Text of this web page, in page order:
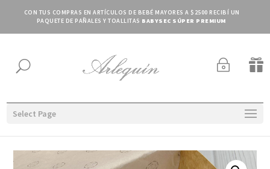
CON TUS COMPRAS EN ARTÍCULOS DE BEBÉ MAYORES A $2500 RECIBÍ UN
PAQUETE DE PAÑALES Y TOALLITAS BABYSEC SÚPER PREMIUM
U ~ 
Select Page